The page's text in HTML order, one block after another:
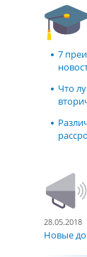
7
Что
28.05.2018
Новые